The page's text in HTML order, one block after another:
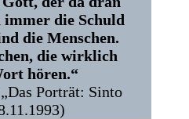
die Schuld
die Menschen.
die wirklich
hören.“
Porträt: Sinto